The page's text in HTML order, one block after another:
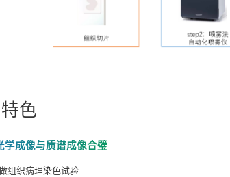
色
学成像与质谱成像合璧
组织病理染色试验